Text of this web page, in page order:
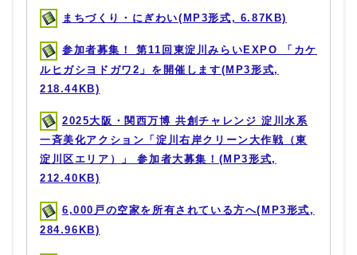
まちづくり・にぎわい(MP3形式, 6.87KB)
参加者募集！ 第11回東淀川みらいEXPO 「カケ
ルヒガシヨドガワ2」を開催します(MP3形式,
218.44KB)
2025大阪・関西万博 共創チャレンジ 淀川水系
一斉美化アクション「淀川右岸クリーン大作戦（東
淀川区エリア）」 参加者大募集！(MP3形式,
212.40KB)
6,000戸の空家を所有されている方へ(MP3形式,
284.96KB)